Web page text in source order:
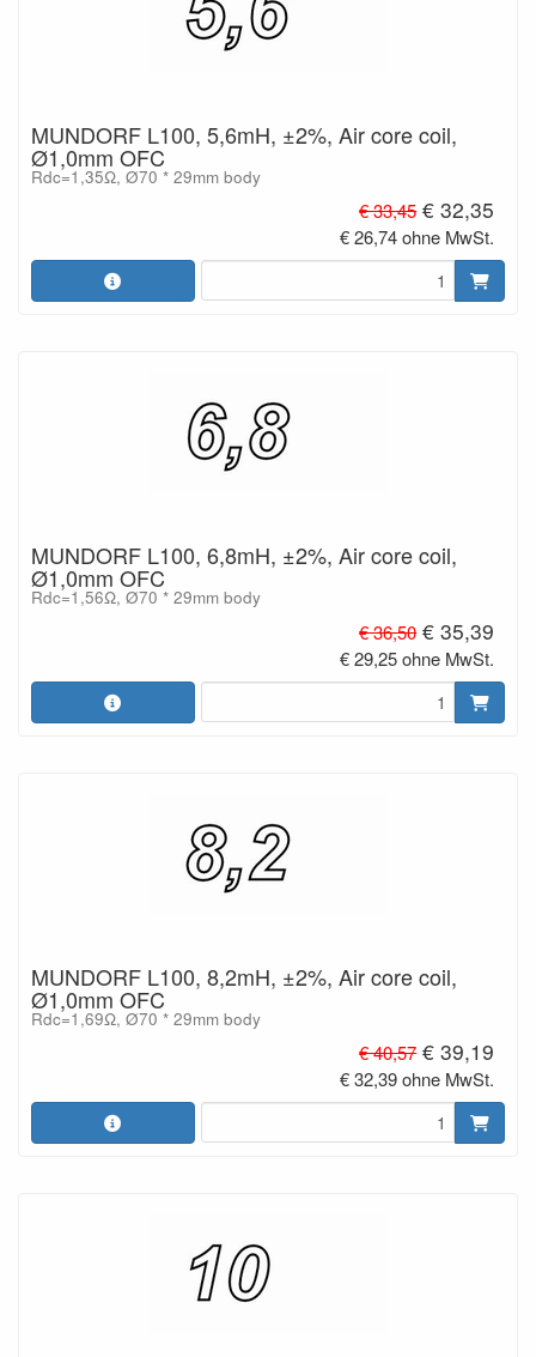
MUNDORF L100, 5,6mH, ±2%, Air core coil,
Ø1,0mm OFC
Rdc=1,35Ω, Ø70 * 29mm body
€ 33,45 € 32,35
€ 26,74 ohne MwSt.
MUNDORF L100, 6,8mH, ±2%, Air core coil,
Ø1,0mm OFC
Rdc=1,56Ω, Ø70 * 29mm body
€ 36,50 € 35,39
€ 29,25 ohne MwSt.
MUNDORF L100, 8,2mH, ±2%, Air core coil,
Ø1,0mm OFC
Rdc=1,69Ω, Ø70 * 29mm body
€ 40,57 € 39,19
€ 32,39 ohne MwSt.